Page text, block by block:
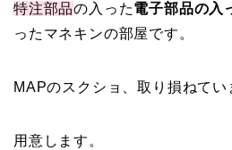
特注部品の入った電子部品の入
ったマネキンの部屋です。
MAPのスクショ、取り損ねて
用意します。